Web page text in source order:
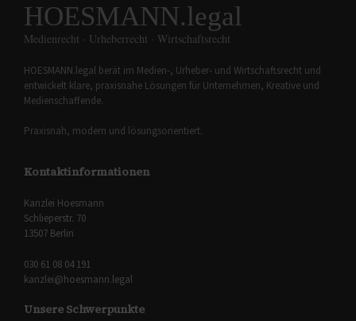
HOESMANN.legal
Medienrecht · Urheberrecht · Wirtschaftsrecht
HOESMANN.legal berät im Medien-, Urheber- und Wirtschaftsrecht und
entwickelt klare, praxisnahe Lösungen für Unternehmen, Kreative und
Medienschaffende.
Praxisnah, modern und lösungsorientiert.
Kontaktinformationen
Kanzlei Hoesmann
Schlieperstr. 70
13507 Berlin
030 61 08 04 191
kanzlei@hoesmann.legal
Unsere Schwerpunkte